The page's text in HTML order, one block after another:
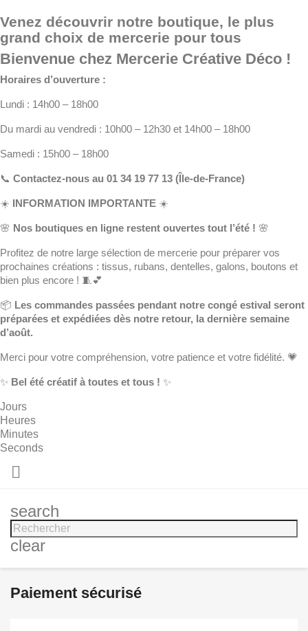
Venez découvrir notre boutique, le plus
grand choix de mercerie pour tous
Bienvenue chez Mercerie Créative Déco !
Horaires d’ouverture :
Lundi : 14h00 – 18h00
Du mardi au vendredi : 10h00 – 12h30 et 14h00 – 18h00
Samedi : 15h00 – 18h00
📞 Contactez-nous au 01 34 19 77 13 (Île-de-France)
☀️ INFORMATION IMPORTANTE ☀️
🌸 Nos boutiques en ligne restent ouvertes tout l’été ! 🌸
Profitez de notre large sélection de mercerie pour préparer vos
prochaines créations : tissus, rubans, dentelles, galons, boutons et
bien plus encore ! 🧵💕
📦 Les commandes passées pendant notre congé estival seront
préparées et expédiées dès notre retour, la dernière semaine
d’août.
Merci pour votre compréhension, votre patience et votre fidélité. 💗
✨ Bel été créatif à toutes et tous ! ✨
Jours
Heures
Minutes
Seconds

search
clear
Paiement sécurisé